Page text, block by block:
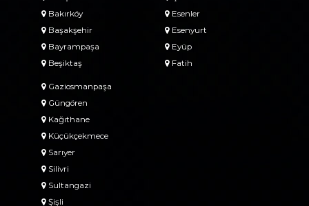
Bakırköy
Başakşehir
Bayrampaşa
Beşiktaş
Esenler
Esenyurt
Eyüp
Fatih
Gaziosmanpaşa
Güngören
Kağıthane
Küçükçekmece
Sarıyer
Silivri
Sultangazi
Şişli